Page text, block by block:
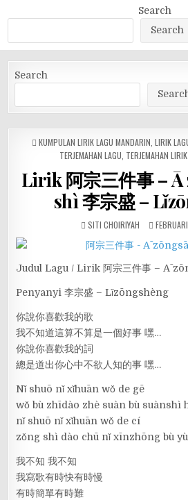
Search
Search
Search
POSTED
KUMPULAN LIRIK LAGU MANDARIN LIRIK
TERJEMAHAN LAGU TERJEMAHAN
Lirik 阿宗三件事 –
shì 李宗盛 –
SITI CHOIRIYAH
Judul Lagu / Lirik 阿宗三件事 – Ā
Penyanyi 李宗盛 – Lǐzōngshèng
你說你喜歡我的歌
我不知道這算不算是一個好事 嘿…
你說你喜歡我的詞
總是道出你心中不欲人知的事 嘿…
Nǐ shuō nǐ xǐhuān wǒ de gē
wǒ bù zhīdào zhè suàn bù suànshì
nǐ shuō nǐ xǐhuān wǒ de cí
zǒng shì dào chū nǐ xīnzhōng bù
我不知 我不知
我寫歌有時快有時慢
有時簡單有時難